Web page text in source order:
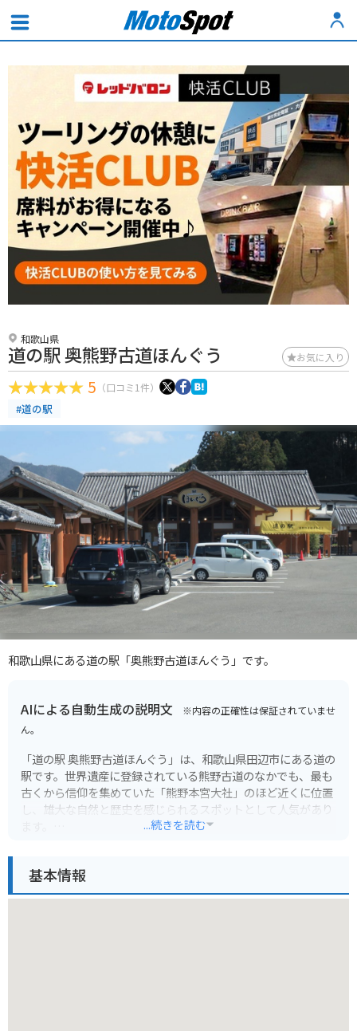
和歌山県
道の駅 奥熊野古道ほんぐう お気に入り
5 （口コミ1件）
#道の駅
和歌山県にある道の駅「奥熊野古道ほんぐう」です。
AIによる自動生成の説明文 ※内容の正確性は保証されていませ
ん。
「道の駅 奥熊野古道ほんぐう」は、和歌山県田辺市にある道の
駅です。世界遺産に登録されている熊野古道のなかでも、最も
古くから信仰を集めていた「熊野本宮大社」のほど近くに位置
し、雄大な自然と歴史を感じられるスポットとして人気があり
あり、熊野牛や梅干しなど、和歌山県ならではのグルメを楽し
むことができます。また、周辺には温泉施設も点在しており、
...続きを読む
基本情報